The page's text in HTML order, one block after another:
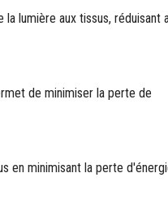
lumière aux tissus, réduisant
de minimiser la perte de
en minimisant la perte